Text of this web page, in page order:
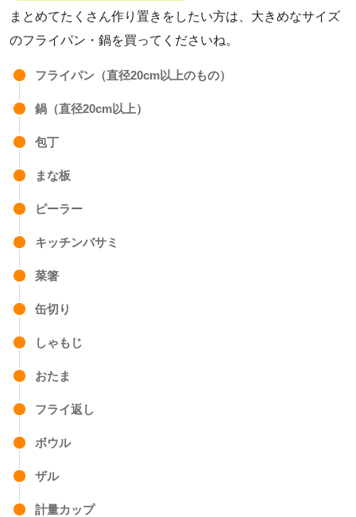
まとめてたくさん作り置きをしたい方は、大きめなサイズ
のフライパン・鍋を買ってくださいね。
フライパン（直径20cm以上のもの）
鍋（直径20cm以上）
包丁
まな板
ピーラー
キッチンバサミ
菜箸
缶切り
しゃもじ
おたま
フライ返し
ボウル
ザル
計量カップ